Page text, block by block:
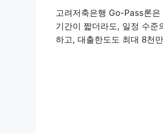
고려저축은행 Go-Pass론
기간이 짧더라도, 일정 수준
하고, 대출한도도 최대 8천